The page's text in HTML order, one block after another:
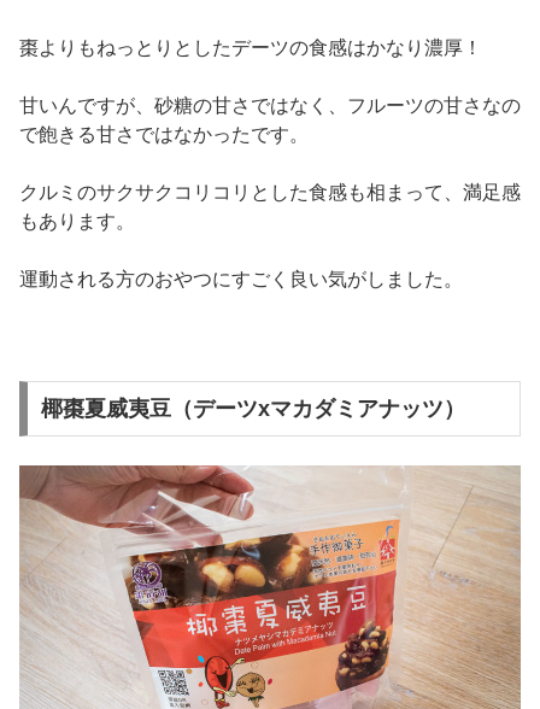
棗よりもねっとりとしたデーツの食感はかなり濃厚！
甘いんですが、砂糖の甘さではなく、フルーツの甘さなの
で飽きる甘さではなかったです。
クルミのサクサクコリコリとした食感も相まって、満足感
もあります。
運動される方のおやつにすごく良い気がしました。
椰棗夏威夷豆（デーツxマカダミアナッツ）